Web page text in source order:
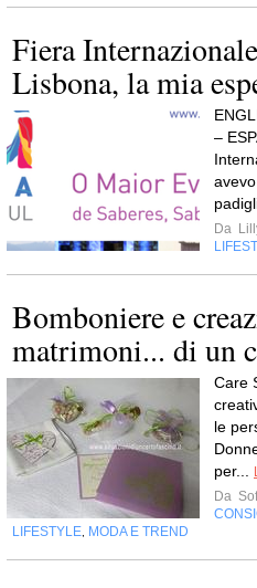
Fiera
Lisbona, la mia
–
Da
Bomboniere e
matrimoni... di un
Care
le
per...
Da
LIFESTYLE, MODA E TREND